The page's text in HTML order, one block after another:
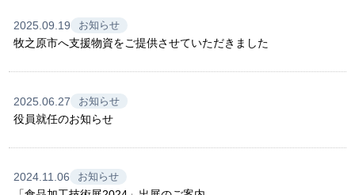
2025.09.19 お知らせ
牧之原市へ支援物資をご提供させていただきました
2025.06.27 お知らせ
役員就任のお知らせ
2024.11.06 お知らせ